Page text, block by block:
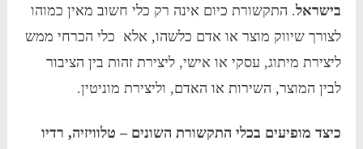
בישראל. התקשורת כיום אינה רק כלי חשוב מאין כמוהו
לצורך שיווק מוצר או אדם כלשהו, אלא כלי הכרחי ממש
ליצירת מיתוג, עסקי או אישי, ליצירת זהות בין הציבור
לבין המוצר, השירות או האדם, וליצירת מוניטין.
כיצד מופיעים בכלי התקשורת השונים – טלוויזיה, רדיו